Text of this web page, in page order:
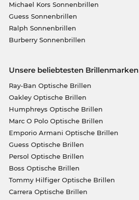
Michael Kors Sonnenbrillen
Guess Sonnenbrillen
Ralph Sonnenbrillen
Burberry Sonnenbrillen
Unsere beliebtesten Brillenmarken
Ray-Ban Optische Brillen
Oakley Optische Brillen
Humphreys Optische Brillen
Marc O Polo Optische Brillen
Emporio Armani Optische Brillen
Guess Optische Brillen
Persol Optische Brillen
Boss Optische Brillen
Tommy Hilfiger Optische Brillen
Carrera Optische Brillen